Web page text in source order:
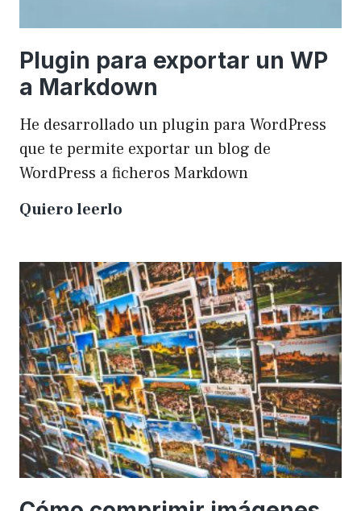
Plugin para exportar un WP
a Markdown
He desarrollado un plugin para WordPress
que te permite exportar un blog de
WordPress a ficheros Markdown
Quiero leerlo
exportar
un
WP
a
Markdown